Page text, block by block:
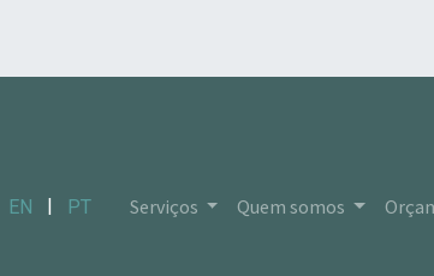
EN | PT Serviços Quem somos